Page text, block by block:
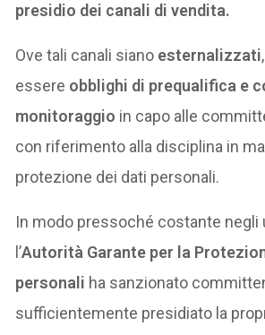
presidio dei canali di vendita.
Ove tali canali siano esternalizzati
essere obblighi di prequalifica e
monitoraggio in capo alle
con riferimento alla disciplina in
protezione dei dati personali.
In modo pressoché costante negli
l’Autorità Garante per la
personali ha sanzionato
sufficientemente presidiato la